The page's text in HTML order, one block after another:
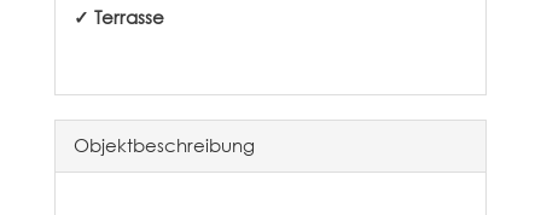
✓ Terrasse
Objekt­beschreibung